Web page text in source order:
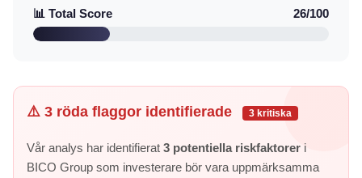
📊 Total Score 26/100
⚠️ 3 röda flaggor identifierade 3 kritiska
Vår analys har identifierat 3 potentiella riskfaktorer i
BICO Group som investerare bör vara uppmärksamma